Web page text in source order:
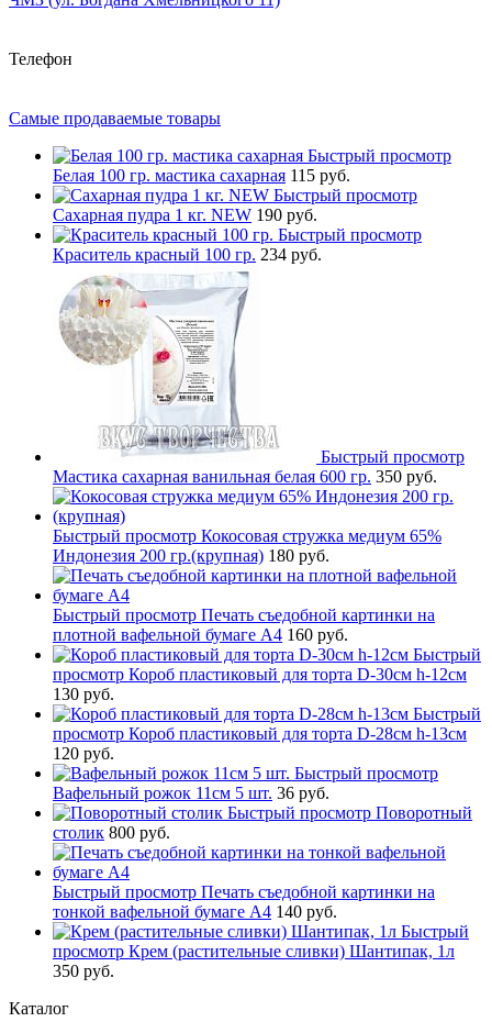
Телефон
Самые продаваемые товары
Быстрый просмотр
Белая 100 гр. мастика сахарная 115 руб.
Быстрый просмотр
Сахарная пудра 1 кг. NEW 190 руб.
Быстрый просмотр
Краситель красный 100 гр. 234 руб.
Быстрый просмотр
Мастика сахарная ванильная белая 600 гр. 350 руб.
Быстрый просмотр Кокосовая стружка медиум 65%
Индонезия 200 гр.(крупная) 180 руб.
Быстрый просмотр Печать съедобной картинки на
плотной вафельной бумаге А4 160 руб.
Быстрый
просмотр Короб пластиковый для торта D-30см h-12см
130 руб.
Быстрый
просмотр Короб пластиковый для торта D-28см h-13см
120 руб.
Быстрый просмотр
Вафельный рожок 11см 5 шт. 36 руб.
Быстрый просмотр Поворотный
столик 800 руб.
Быстрый просмотр Печать съедобной картинки на
тонкой вафельной бумаге А4 140 руб.
Быстрый
просмотр Крем (растительные сливки) Шантипак, 1л
350 руб.
Каталог